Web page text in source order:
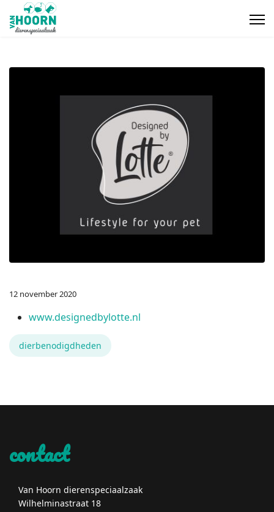
12 november 2020
www.designedbylotte.nl
dierbenodigdheden
contact
Van Hoorn dierenspeciaalzaak
Wilhelminastraat 18